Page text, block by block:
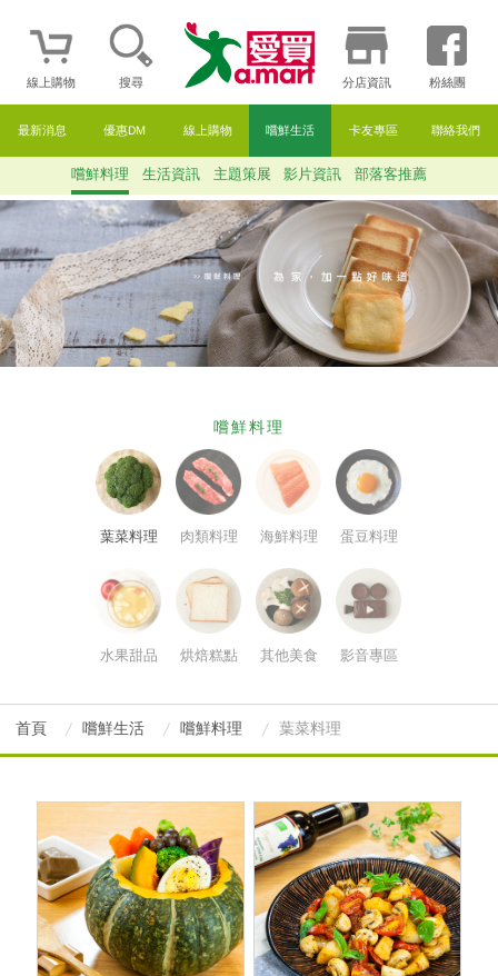
線上購物 搜尋 分店資訊 粉絲團
最新消息 優惠DM 線上購物 嚐鮮生活 卡友專區 聯絡我們
嚐鮮料理 生活資訊 主題策展 影片資訊 部落客推薦
嚐鮮料理
葉菜料理 肉類料理 海鮮料理 蛋豆料理
水果甜品 烘焙糕點 其他美食 影音專區
首頁 嚐鮮生活 嚐鮮料理 葉菜料理